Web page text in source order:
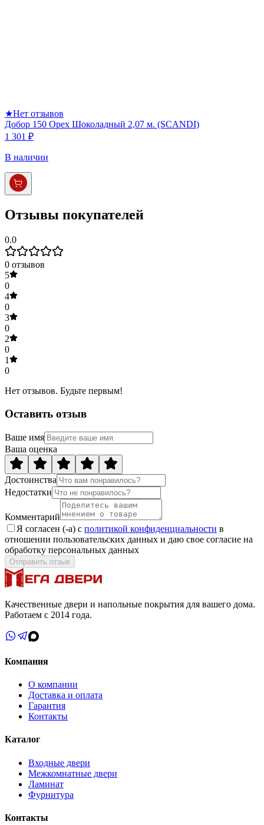
★Нет отзывов
Добор 150 Орех Шоколадный 2,07 м. (SCANDI)
1 301 ₽
В наличии
Отзывы покупателей
0.0
0 отзывов
5
0
4
0
3
0
2
0
1
0
Нет отзывов. Будьте первым!
Оставить отзыв
Ваше имя
Ваша оценка
Достоинства
Недостатки
Комментарий
Я согласен (-а) с политикой конфиденциальности в
отношении пользовательских данных и даю свое согласие на
обработку персональных данных
Отправить отзыв
Качественные двери и напольные покрытия для вашего дома.
Работаем с 2014 года.
Компания
О компании
Доставка и оплата
Гарантия
Контакты
Каталог
Входные двери
Межкомнатные двери
Ламинат
Фурнитура
Контакты